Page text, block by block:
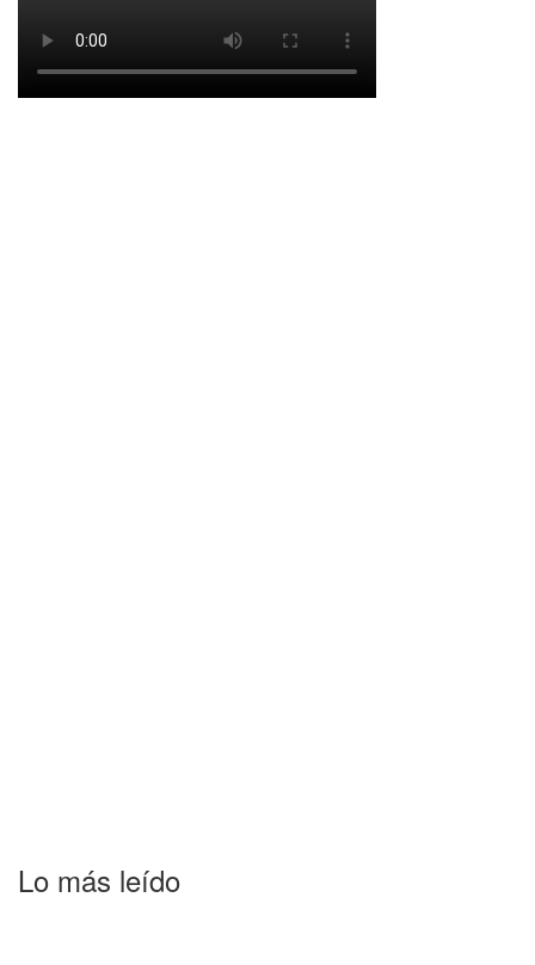
Lo más leído